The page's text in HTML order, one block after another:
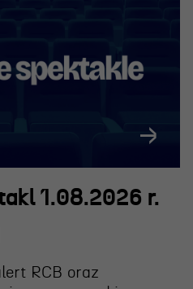
1.08.2026 r.
RCB oraz